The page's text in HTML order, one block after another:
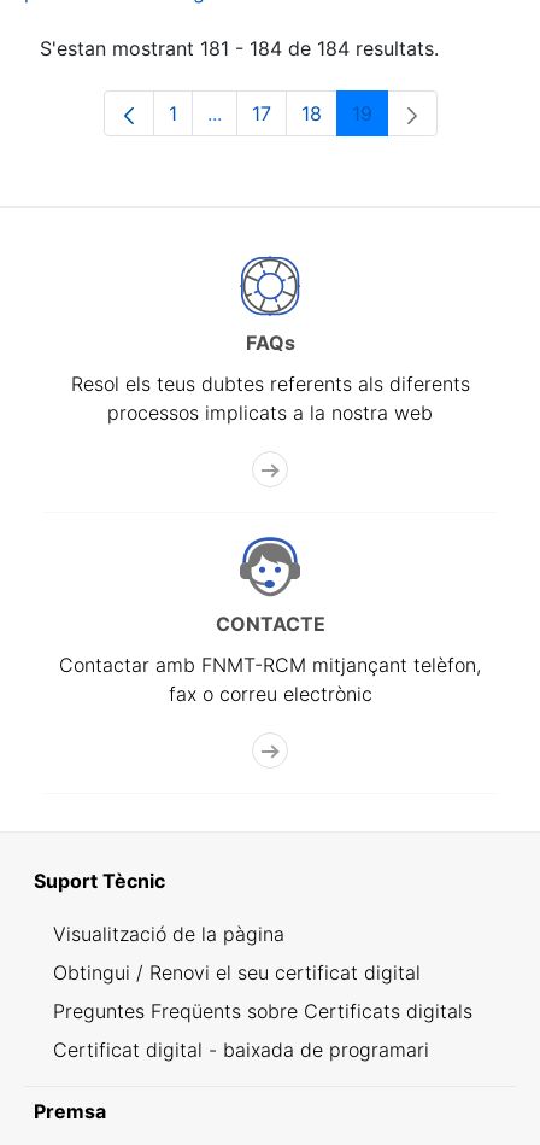
S'estan mostrant 181 - 184 de 184 resultats.
Pàgina
1 ...Pàgines intermèdies Utilitzeu TAB
Pàgina
17 Pàgina
18 Pàgina
19
FAQs
Resol els teus dubtes referents als diferents
processos implicats a la nostra web
CONTACTE
Contactar amb FNMT-RCM mitjançant telèfon,
fax o correu electrònic
Suport Tècnic
Visualització de la pàgina
Obtingui / Renovi el seu certificat digital
Preguntes Freqüents sobre Certificats digitals
Certificat digital - baixada de programari
Premsa